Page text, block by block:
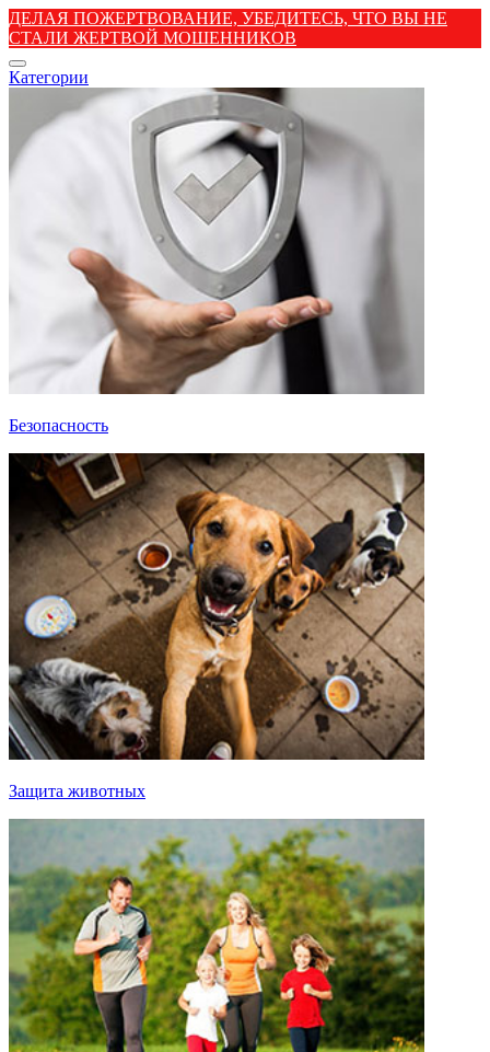
ДЕЛАЯ ПОЖЕРТВОВАНИЕ, УБЕДИТЕСЬ, ЧТО ВЫ НЕ
СТАЛИ ЖЕРТВОЙ МОШЕННИКОВ
Категории
Безопасность
Защита животных